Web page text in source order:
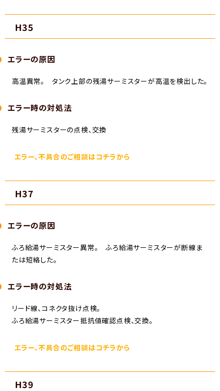
H35
エラーの原因
高温異常。 タンク上部の残湯サーミスターが高温を検出した。
エラー時の対処法
残湯サーミスターの点検、交換
エラー、不具合のご相談はコチラから
H37
エラーの原因
ふろ給湯サーミスター異常。 ふろ給湯サーミスターが断線ま
たは短絡した。
エラー時の対処法
リード線、コネクタ抜け点検。
ふろ給湯サーミスター抵抗値確認点検、交換。
エラー、不具合のご相談はコチラから
H39